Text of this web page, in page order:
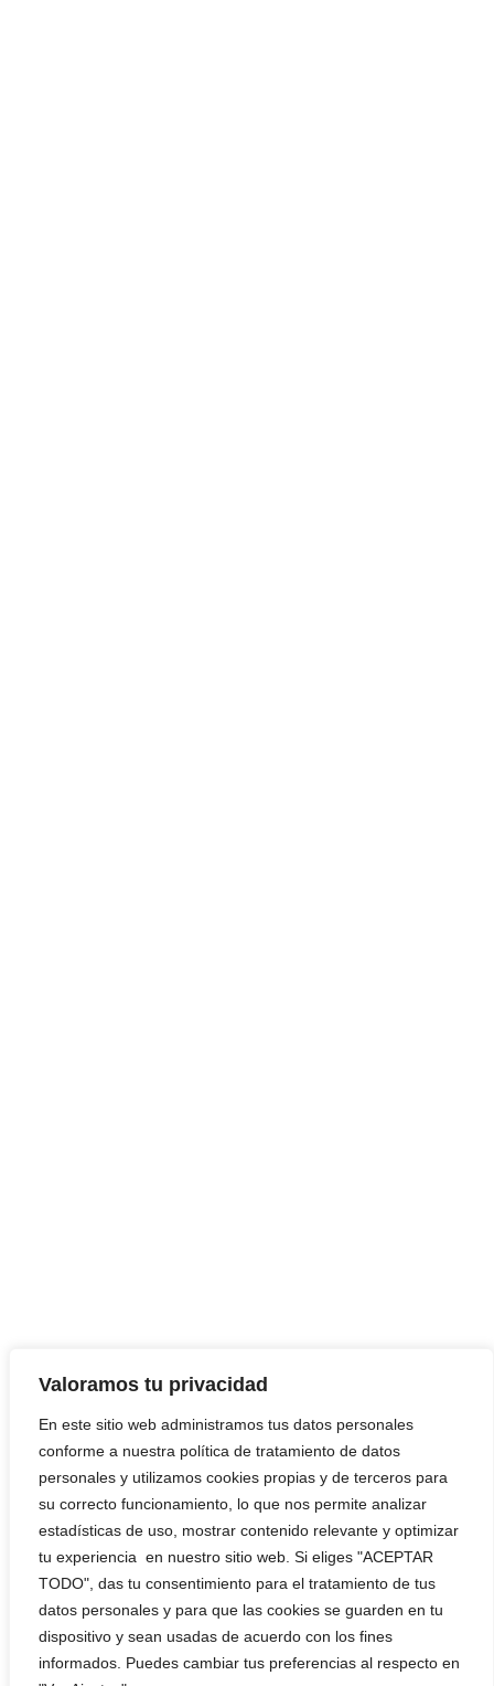
Valoramos tu privacidad
En este sitio web administramos tus datos personales
conforme a nuestra política de tratamiento de datos
personales y utilizamos cookies propias y de terceros para
su correcto funcionamiento, lo que nos permite analizar
estadísticas de uso, mostrar contenido relevante y optimizar
tu experiencia en nuestro sitio web. Si eliges "ACEPTAR
TODO", das tu consentimiento para el tratamiento de tus
datos personales y para que las cookies se guarden en tu
dispositivo y sean usadas de acuerdo con los fines
informados. Puedes cambiar tus preferencias al respecto en